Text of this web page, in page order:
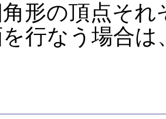
角形の頂点そ
を行なう場合は